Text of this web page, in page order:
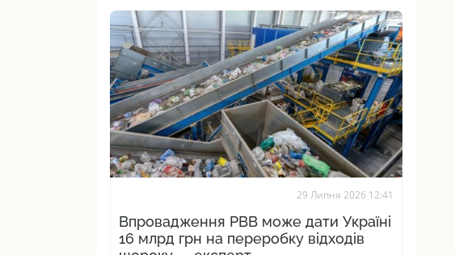
29 Липня 2026 12:41
Впровадження РВВ може дати Україні
16 млрд грн на переробку відходів